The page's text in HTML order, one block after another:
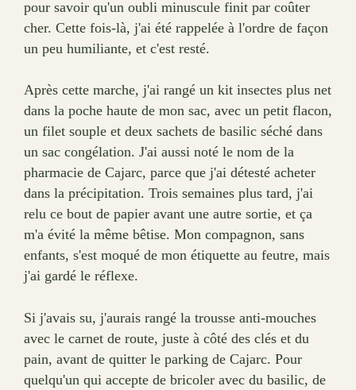
pour savoir qu'un oubli minuscule finit par coûter
cher. Cette fois-là, j'ai été rappelée à l'ordre de façon
un peu humiliante, et c'est resté.
Après cette marche, j'ai rangé un kit insectes plus net
dans la poche haute de mon sac, avec un petit flacon,
un filet souple et deux sachets de basilic séché dans
un sac congélation. J'ai aussi noté le nom de la
pharmacie de Cajarc, parce que j'ai détesté acheter
dans la précipitation. Trois semaines plus tard, j'ai
relu ce bout de papier avant une autre sortie, et ça
m'a évité la même bêtise. Mon compagnon, sans
enfants, s'est moqué de mon étiquette au feutre, mais
j'ai gardé le réflexe.
Si j'avais su, j'aurais rangé la trousse anti-mouches
avec le carnet de route, juste à côté des clés et du
pain, avant de quitter le parking de Cajarc. Pour
quelqu'un qui accepte de bricoler avec du basilic, de